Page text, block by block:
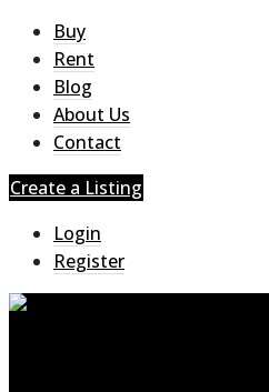
Buy
Rent
Blog
About Us
Contact
Create a Listing
Login
Register